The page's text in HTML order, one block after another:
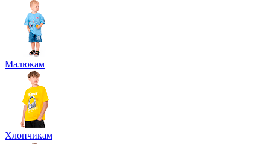
Малюкам
Хлопчикам